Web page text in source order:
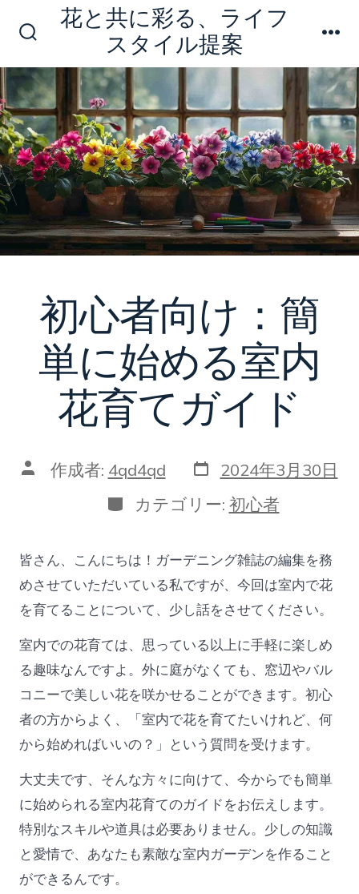
ン
ツ
へ
ス
キ
ッ
プ
索
切
り
替
え
花と共に彩る、ライフ
スタイル提案
ニ
ュ
ー
初心者向け：簡
単に始める室内
花育てガイド
投 作成者: 4qd4qd 投
稿
日
2024年3月30日
カ
テ
ー
カテゴリー: 初心者
皆さん、こんにちは！ガーデニング雑誌の編集を務
めさせていただいている私ですが、今回は室内で花
を育てることについて、少し話をさせてください。
室内での花育ては、思っている以上に手軽に楽しめ
る趣味なんですよ。外に庭がなくても、窓辺やバル
コニーで美しい花を咲かせることができます。初心
者の方からよく、「室内で花を育てたいけれど、何
から始めればいいの？」という質問を受けます。
大丈夫です、そんな方々に向けて、今からでも簡単
に始められる室内花育てのガイドをお伝えします。
特別なスキルや道具は必要ありません。少しの知識
と愛情で、あなたも素敵な室内ガーデンを作ること
ができるんです。